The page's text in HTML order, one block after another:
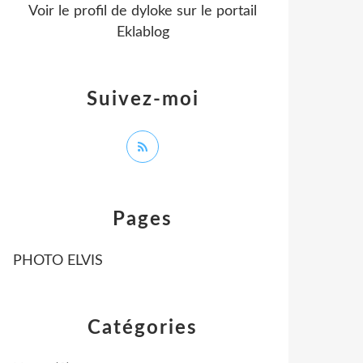
Catégories
Pages
PHOTO ELVIS
Suivez-moi
Voir le profil de dyloke sur le portail
Eklablog